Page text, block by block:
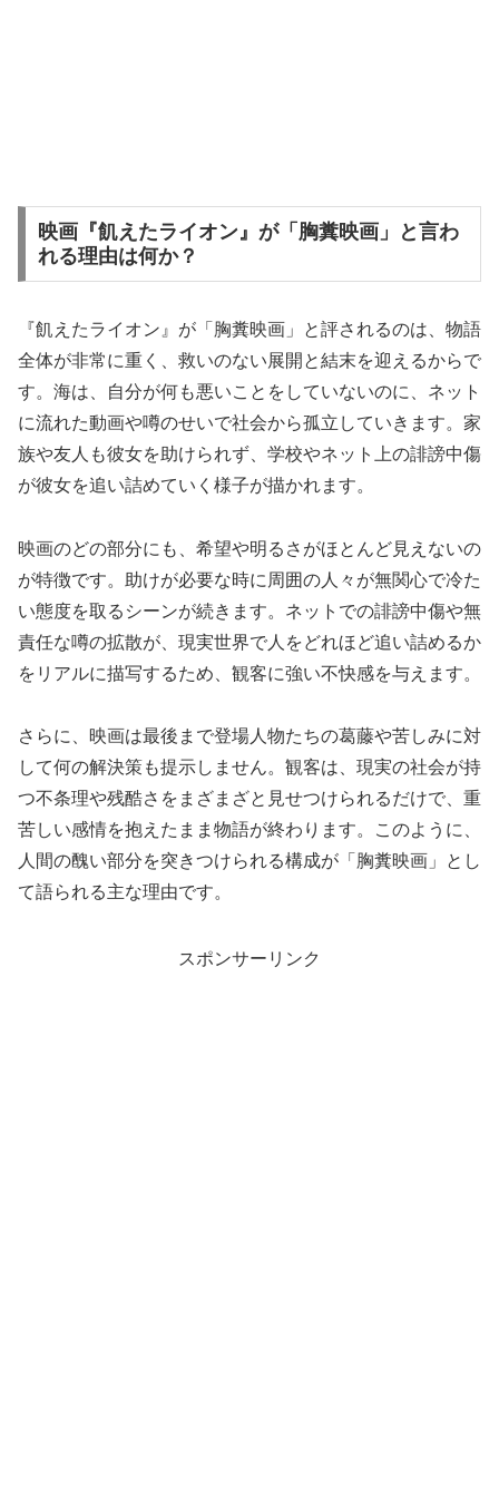
映画『飢えたライオン』が「胸糞映画」と言わ
れる理由は何か？
『飢えたライオン』が「胸糞映画」と評されるのは、物語
全体が非常に重く、救いのない展開と結末を迎えるからで
す。海は、自分が何も悪いことをしていないのに、ネット
に流れた動画や噂のせいで社会から孤立していきます。家
族や友人も彼女を助けられず、学校やネット上の誹謗中傷
が彼女を追い詰めていく様子が描かれます。
映画のどの部分にも、希望や明るさがほとんど見えないの
が特徴です。助けが必要な時に周囲の人々が無関心で冷た
い態度を取るシーンが続きます。ネットでの誹謗中傷や無
責任な噂の拡散が、現実世界で人をどれほど追い詰めるか
をリアルに描写するため、観客に強い不快感を与えます。
さらに、映画は最後まで登場人物たちの葛藤や苦しみに対
して何の解決策も提示しません。観客は、現実の社会が持
つ不条理や残酷さをまざまざと見せつけられるだけで、重
苦しい感情を抱えたまま物語が終わります。このように、
人間の醜い部分を突きつけられる構成が「胸糞映画」とし
て語られる主な理由です。
スポンサーリンク